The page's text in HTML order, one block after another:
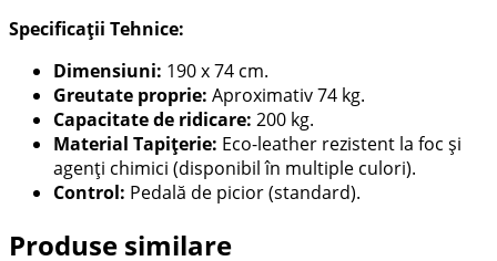
Specificații Tehnice:
Dimensiuni: 190 x 74 cm.
Greutate proprie: Aproximativ 74 kg.
Capacitate de ridicare: 200 kg.
Material Tapițerie: Eco-leather rezistent la foc și
agenți chimici (disponibil în multiple culori).
Control: Pedală de picior (standard).
Produse similare